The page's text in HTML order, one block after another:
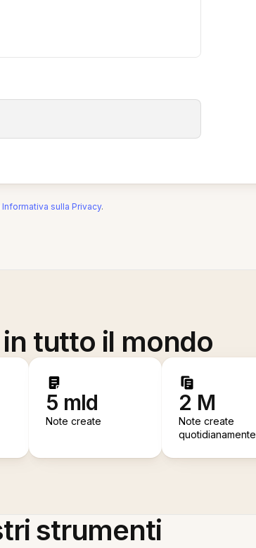
Informativa sulla Privacy.
tutto il mondo
5 mld
Note create
2 M
Note create
quotidianamente
strumenti